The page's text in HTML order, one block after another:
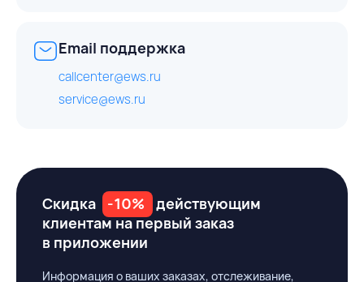
Email поддержка
callcenter@ews.ru
service@ews.ru
Скидка -10%
действующим
клиентам на первый заказ
в приложении
Информация о ваших заказах, отслеживание,